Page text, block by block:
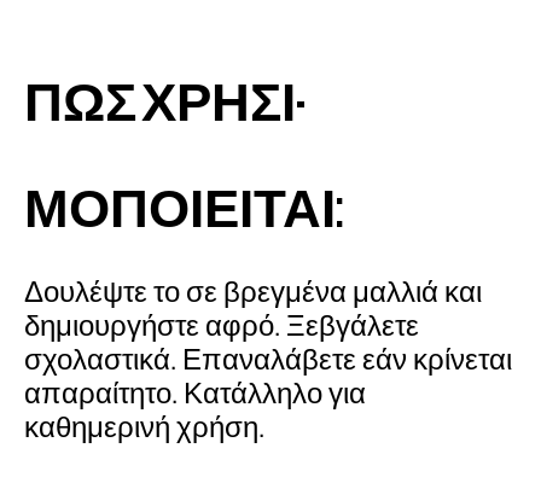
ΠΩΣ ΧΡΗΣΙ-
ΜΟΠΟΙΕΙΤΑΙ:
Δουλέψτε το σε βρεγμένα μαλλιά και
δημιουργήστε αφρό. Ξεβγάλετε
σχολαστικά. Επαναλάβετε εάν κρίνεται
απαραίτητο. Κατάλληλο για
καθημερινή χρήση.